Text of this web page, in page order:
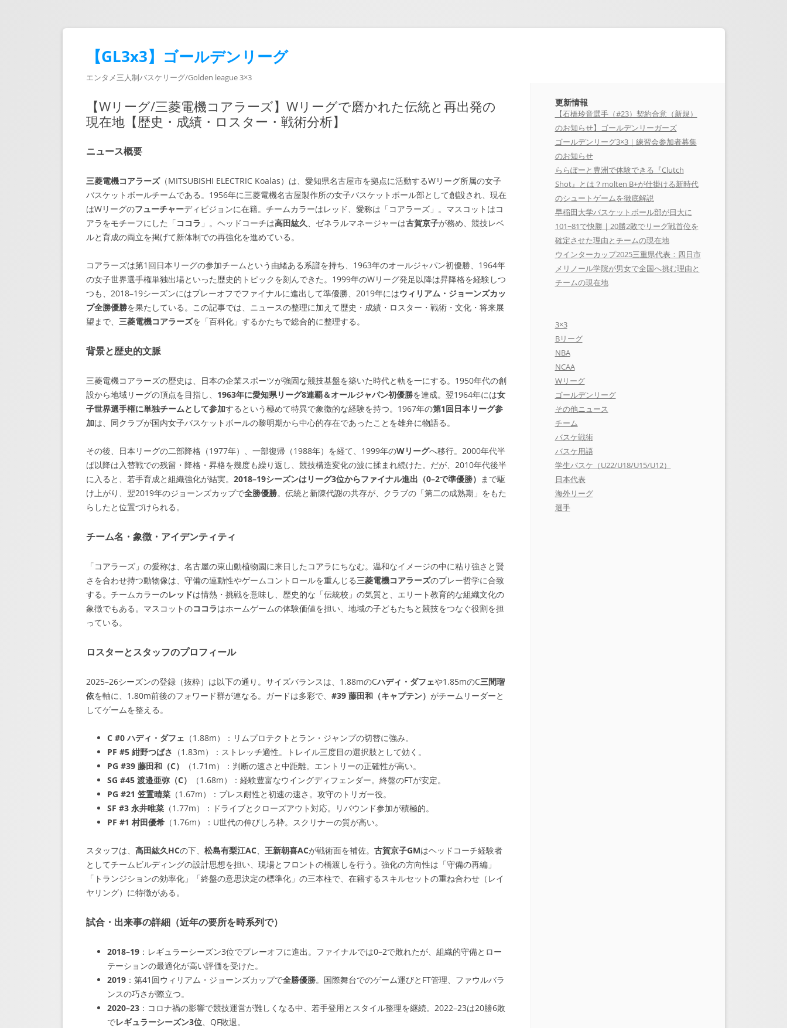
【GL3x3】ゴールデンリーグ
エンタメ三人制バスケリーグ/Golden league 3×3
【Wリーグ/三菱電機コアラーズ】Wリーグで磨かれた伝統と再出発の
現在地【歴史・成績・ロスター・戦術分析】
ニュース概要
三菱電機コアラーズ（MITSUBISHI ELECTRIC Koalas）は、愛知県名古屋市を拠点に活動するWリーグ所属の女子
バスケットボールチームである。1956年に三菱電機名古屋製作所の女子バスケットボール部として創設され、現在
はWリーグのフューチャーディビジョンに在籍。チームカラーはレッド、愛称は「コアラーズ」。マスコットはコ
アラをモチーフにした「ココラ 」。ヘッドコーチは高田紘久、ゼネラルマネージャーは古賀京子が務め、競技レベ
ルと育成の両立を掲げて新体制での再強化を進めている。
コアラーズは第1回日本リーグの参加チームという由緒ある系譜を持ち、1963年のオールジャパン初優勝、1964年
の女子世界選手権単独出場といった歴史的トピックを刻んできた。1999年のWリーグ発足以降は昇降格を経験しつ
つも、2018–19シーズンにはプレーオフでファイナルに進出して準優勝、2019年にはウィリアム・ジョーンズカッ
プ全勝優勝を果たしている。この記事では、ニュースの整理に加えて歴史・成績・ロスター・戦術・文化・将来展
望まで、 三菱電機コアラーズを「百科化」するかたちで総合的に整理する。
背景と歴史的文脈
三菱電機コアラーズの歴史は、日本の企業スポーツが強固な競技基盤を築いた時代と軌を一にする。1950年代の創
設から地域リーグの頂点を目指し、 1963年に愛知県リーグ8連覇＆オールジャパン初優勝を達成。翌1964年には女
子世界選手権に単独チームとして参加するという極めて特異で象徴的な経験を持つ。1967年の第1回日本リーグ参
加は、同クラブが国内女子バスケットボールの黎明期から中心的存在であったことを雄弁に物語る。
その後、日本リーグの二部降格（1977年）、一部復帰（1988年）を経て、1999年のWリーグへ移行。2000年代半
ば以降は入替戦での残留・降格・昇格を幾度も繰り返し、競技構造変化の波に揉まれ続けた。だが、2010年代後半
に入ると、若手育成と組織強化が結実。 2018–19シーズンはリーグ3位からファイナル進出（0–2で準優勝） まで駆
け上がり、翌2019年のジョーンズカップで全勝優勝。伝統と新陳代謝の共存が、クラブの「第二の成熟期」をもた
らしたと位置づけられる。
チーム名・象徴・アイデンティティ
「コアラーズ」の愛称は、名古屋の東山動植物園に来日したコアラにちなむ。温和なイメージの中に粘り強さと賢
さを合わせ持つ動物像は、守備の連動性やゲームコントロールを重んじる三菱電機コアラーズのプレー哲学に合致
する。チームカラーのレッドは情熱・挑戦を意味し、歴史的な「伝統校」の気質と、エリート教育的な組織文化の
象徴でもある。マスコットのココラはホームゲームの体験価値を担い、地域の子どもたちと競技をつなぐ役割を担
っている。
ロスターとスタッフのプロフィール
2025–26シーズンの登録（抜粋）は以下の通り。サイズバランスは、1.88mのCハディ・ダフェや1.85mのC三間瑠
依を軸に、1.80m前後のフォワード群が連なる。ガードは多彩で、 #39 藤田和（キャプテン） がチームリーダーと
してゲームを整える。
C #0 ハディ・ダフェ （1.88m）：リムプロテクトとラン・ジャンプの切替に強み。
PF #5 紺野つばさ （1.83m）：ストレッチ適性。トレイル三度目の選択肢として効く。
PG #39 藤田和（C）
（1.71m）：判断の速さと中距離。エントリーの正確性が高い。
SG #45 渡邉亜弥（C）
（1.68m）：経験豊富なウイングディフェンダー。終盤のFTが安定。
PG #21 笠置晴菜（1.67m）：プレス耐性と初速の速さ。攻守のトリガー役。
SF #3 永井唯菜（1.77m）：ドライブとクローズアウト対応。リバウンド参加が積極的。
PF #1 村田優希（1.76m）：U世代の伸びしろ枠。スクリナーの質が高い。
スタッフは、 高田紘久HCの下、 松島有梨江AC、 王新朝喜ACが戦術面を補佐。 古賀京子GMはヘッドコーチ経験者
としてチームビルディングの設計思想を担い、現場とフロントの橋渡しを行う。強化の方向性は「守備の再編」
「トランジションの効率化」「終盤の意思決定の標準化」の三本柱で、在籍するスキルセットの重ね合わせ（レイ
ヤリング）に特徴がある。
試合・出来事の詳細（近年の要所を時系列で）
2018–19：レギュラーシーズン3位でプレーオフに進出。ファイナルでは0–2で敗れたが、組織的守備とロー
テーションの最適化が高い評価を受けた。
2019：第41回ウィリアム・ジョーンズカップで全勝優勝。国際舞台でのゲーム運びとFT管理、ファウルバラ
ンスの巧さが際立つ。
2020–23：コロナ禍の影響で競技運営が難しくなる中、若手登用とスタイル整理を継続。2022–23は20勝6敗
でレギュラーシーズン3位、QF敗退。
更新情報
【石橋玲音選手（#23）契約合意（新規）
のお知らせ】ゴールデンリーガーズ
ゴールデンリーグ3×3｜練習会参加者募集
のお知らせ
ららぽーと豊洲で体験できる『Clutch
Shot』とは？molten B+が仕掛ける新時代
のシュートゲームを徹底解説
早稲田大学バスケットボール部が日大に
101−81で快勝｜20勝2敗でリーグ戦首位を
確定させた理由とチームの現在地
ウインターカップ2025三重県代表：四日市
メリノール学院が男女で全国へ挑む理由と
チームの現在地
3×3
Bリーグ
NBA
NCAA
Wリーグ
ゴールデンリーグ
その他ニュース
チーム
バスケ戦術
バスケ用語
学生バスケ（U22/U18/U15/U12）
日本代表
海外リーグ
選手